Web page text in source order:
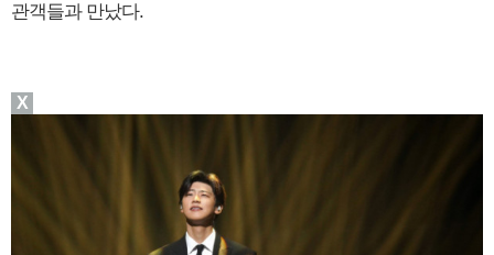
관객들과 만났다.
X